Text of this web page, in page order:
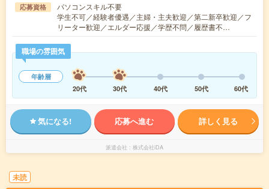
応募資格
パソコンスキル不要
学生不可／経験者優遇／主婦・主夫歓迎／第二新卒歓迎／フ
リーター歓迎／エルダー応援／学歴不問／履歴書不…
職場の雰囲気
年齢層
20代
30代 40代 50代 60代
気になる! 応募へ進む 詳しく見る
派遣会社 株式会社iDA
未読